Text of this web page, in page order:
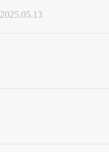
2025.05.13